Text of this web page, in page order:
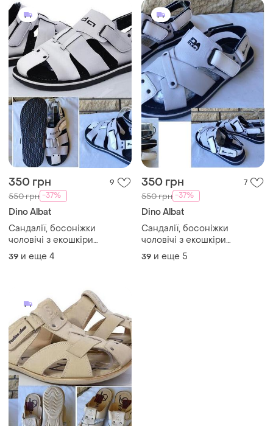
350 грн 9
550 грн -37%
Dino Albat
Сандалії, босоніжки
чоловічі з екошкіри
брендові на пружній легкій
підошві dino albat 506-
39 и еще 4
350 грн 7
550 грн -37%
Dino Albat
Сандалії, босоніжки
чоловічі з екошкіри
брендові на пружній легкій
підошві dino albat 506-
39 и еще 5